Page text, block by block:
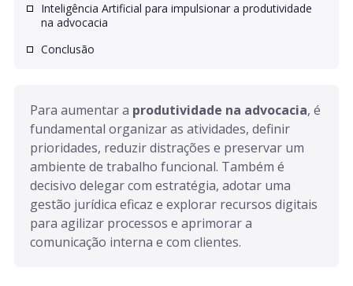
Inteligência Artificial para impulsionar a produtividade
na advocacia
Conclusão
Para aumentar a produtividade na advocacia, é
fundamental organizar as atividades, definir
prioridades, reduzir distrações e preservar um
ambiente de trabalho funcional. Também é
decisivo delegar com estratégia, adotar uma
gestão jurídica eficaz e explorar recursos digitais
para agilizar processos e aprimorar a
comunicação interna e com clientes.